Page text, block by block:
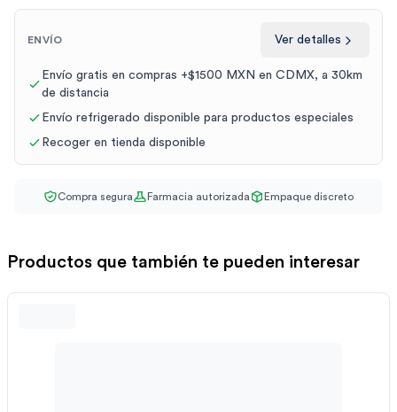
ENVÍO Ver detalles
Envío gratis en compras +$1500 MXN en CDMX, a 30km
de distancia
Envío refrigerado disponible para productos especiales
Recoger en tienda disponible
Compra segura Farmacia autorizada Empaque discreto
Productos que también te pueden interesar